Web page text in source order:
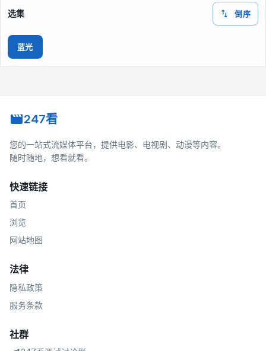
选集 倒序
蓝光
247看
您的一站式流媒体平台，提供电影、电视剧、动漫等内容。
随时随地，想看就看。
快速链接
首页
浏览
网站地图
法律
隐私政策
服务条款
社群